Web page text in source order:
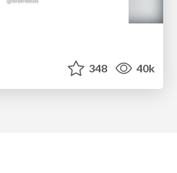
348 40k